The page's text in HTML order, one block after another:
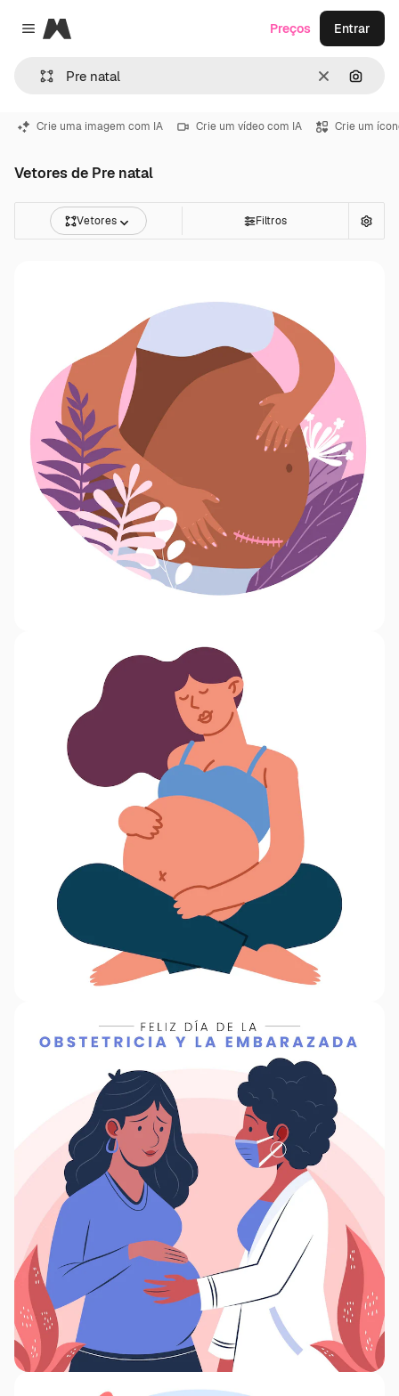
Close menu
Magnific
Limpar
Preços Entrar
Crie uma imagem com IA Crie um vídeo com IA Crie um
Vetores de Pre natal
Vetores Filtros